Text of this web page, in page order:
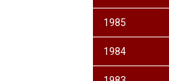
1985
1984